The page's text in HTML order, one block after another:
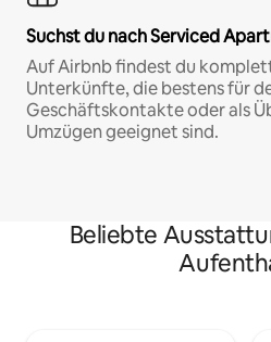
Suchst du nach Serviced
Auf Airbnb findest du
Unterkünfte, die bestens für
Geschäftskontakte oder als
Umzügen geeignet sind.
Beliebte